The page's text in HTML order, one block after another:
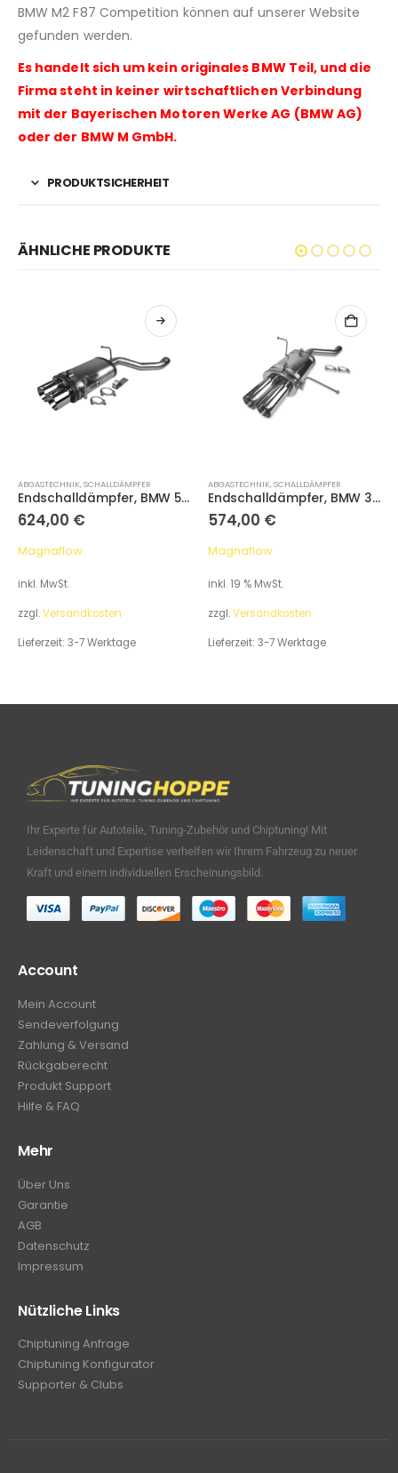
BMW M2 F87 Competition können auf unserer Website
gefunden werden.
Es handelt sich um kein originales BMW Teil, und die
Firma steht in keiner wirtschaftlichen Verbindung
mit der Bayerischen Motoren Werke AG (BMW AG)
oder der BMW M GmbH.
PRODUKTSICHERHEIT
ÄHNLICHE PRODUKTE
ABGASTECHNIK,SCHALLDÄMPFER
Endschalldämpfer, BMW 5er E39 Touring 520i 525i 528i
624,00 €
Magnaflow
inkl. MwSt.
zzgl.Versandkosten
Lieferzeit: 3-7 Werktage
ABGASTECHNIK,SCHALLDÄMPFER
Endschalldämpfer, BMW 3er E46 320i 323i 328i
574,00 €
Magnaflow
inkl. 19 % MwSt.
zzgl.Versandkosten
Lieferzeit: 3-7 Werktage
Ihr Experte für Autoteile, Tuning-Zubehör und Chiptuning! Mit
Leidenschaft und Expertise verhelfen wir Ihrem Fahrzeug zu neuer
Kraft und einem individuellen Erscheinungsbild.
Account
Mein Account
Sendeverfolgung
Zahlung & Versand
Rückgaberecht
Produkt Support
Hilfe & FAQ
Mehr
Über Uns
Garantie
AGB
Datenschutz
Impressum
Nützliche Links
Chiptuning Anfrage
Chiptuning Konfigurator
Supporter & Clubs